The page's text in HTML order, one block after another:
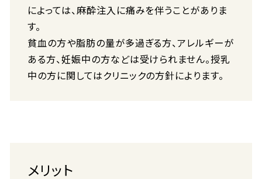
によっては、麻酔注入に痛みを伴うことがありま
す。
貧血の方や脂肪の量が多過ぎる方、アレルギーが
ある方、妊娠中の方などは受けられません。授乳
中の方に関してはクリニックの方針によります。
メリット